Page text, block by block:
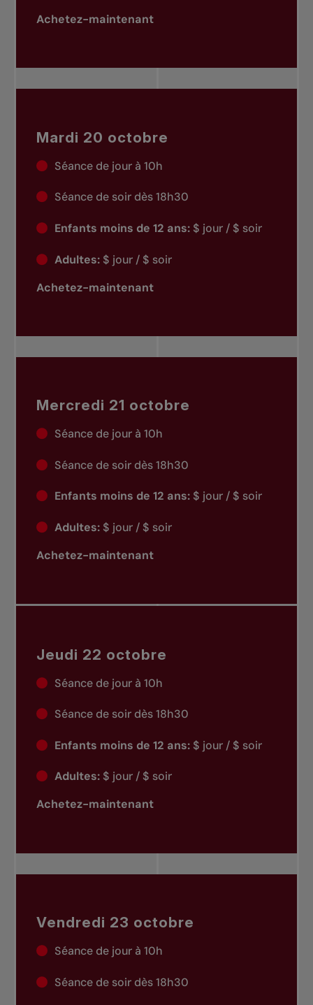
Achetez-maintenant
Mardi 20 octobre
Séance de jour à 10h
Séance de soir dès 18h30
Enfants moins de 12 ans:$ jour / $ soir
Adultes:$ jour / $ soir
Achetez-maintenant
Mercredi 21 octobre
Séance de jour à 10h
Séance de soir dès 18h30
Enfants moins de 12 ans:$ jour / $ soir
Adultes:$ jour / $ soir
Achetez-maintenant
Jeudi 22 octobre
Séance de jour à 10h
Séance de soir dès 18h30
Enfants moins de 12 ans:$ jour / $ soir
Adultes:$ jour / $ soir
Achetez-maintenant
Vendredi 23 octobre
Séance de jour à 10h
Séance de soir dès 18h30